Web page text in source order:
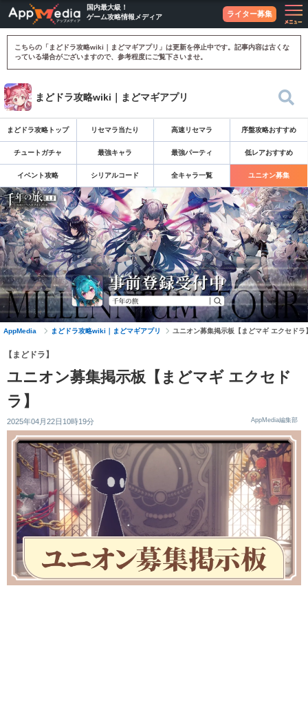
国内最大級！
ゲーム攻略情報メディア
ライター募集
こちらの「まどドラ攻略wiki｜まどマギアプリ」は更新を停止中です。記事内容は古くな
っている場合がございますので、参考程度にご覧下さいませ。
まどドラ攻略wiki｜まどマギアプリ
まどドラ攻略トップ リセマラ当たり 高速リセマラ 序盤攻略おすすめ
チュートガチャ 最強キャラ 最強パーティ 低レアおすすめ
イベント攻略 シリアルコード 全キャラ一覧 ユニオン募集
AppMedia まどドラ攻略wiki｜まどマギアプリ ユニオン募集掲示板【まどマギ エクセドラ
【まどドラ】
ユニオン募集掲示板【まどマギ エクセド
ラ】
2025年04月22日10時19分 AppMedia編集部